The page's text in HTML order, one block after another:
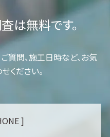
は無料です。
質問、施工日時など、お気
ください。
]